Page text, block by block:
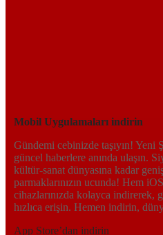
Tarafsız, dinamik ve
bir yelpazede sunduğu
neler olup bittiğini anında
Mobil Uygulamaları indirin
Gündemi cebinizde taşıyın! Yeni
güncel haberlere anında ulaşın.
kültür-sanat dünyasına kadar
parmaklarınızın ucunda! Hem
cihazlarınızda kolayca indirerek,
hızlıca erişin. Hemen indirin,
App Store’dan indirin